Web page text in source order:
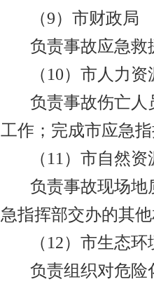
（9）市财政局
负责事故应急救
（ 10）市人力
负责事故伤亡人
工作；完成市应急
（ 11 ）市自然资
负责事故现场地
急指挥部交办的其
（ 12）市生态环
负责组织对危险